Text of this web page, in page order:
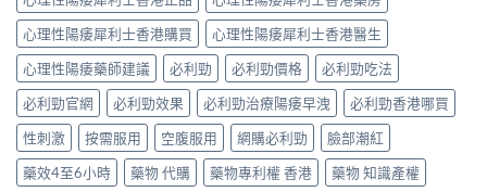
揮、
副
作
用〉
中
雙
效
機
制、
正
確
用
法〉
中
制、
風
險
因
子
與
減
輕
方
法〉
心理性陽痿犀利士香港購買
心理性陽痿犀利士香港醫生
心理性陽痿藥師建議
必利勁 必利勁價格
必利勁吃法
必利勁官網
必利勁效果 必利勁治療陽痿早洩
必利勁香港哪買
性刺激
按需服用 空腹服用 網購必利勁
臉部潮紅
藥效4至6小時
藥物 代購 藥物專利權 香港
藥物 知識產權